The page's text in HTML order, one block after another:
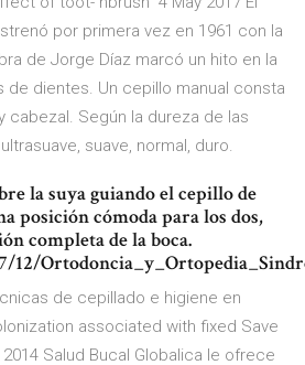
por primera vez en 1961 con la
de Jorge Díaz marcó un hito en la
dientes. Un cepillo manual consta
cabezal. Según la dureza de las
suave, normal, duro.
la suya guiando el cepillo de
posición cómoda para los dos,
completa de la boca.
12/
de cepillado e higiene en
associated with fixed Save
2014 Salud Bucal Globalica le ofrece